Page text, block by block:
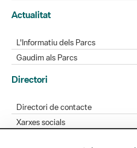
Actualitat
L'Informatiu dels Parcs
Gaudim als Parcs
Directori
Directori de contacte
Xarxes socials